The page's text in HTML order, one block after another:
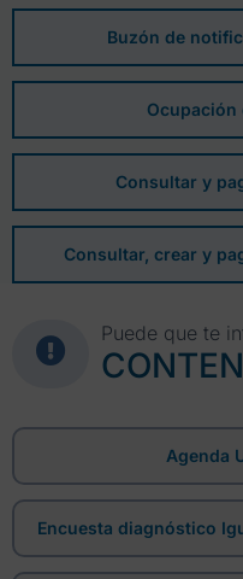
Buzón de
Ocupación
Consultar y
Consultar, crear y
Puede que te
Agenda
Encuesta diagnóstico